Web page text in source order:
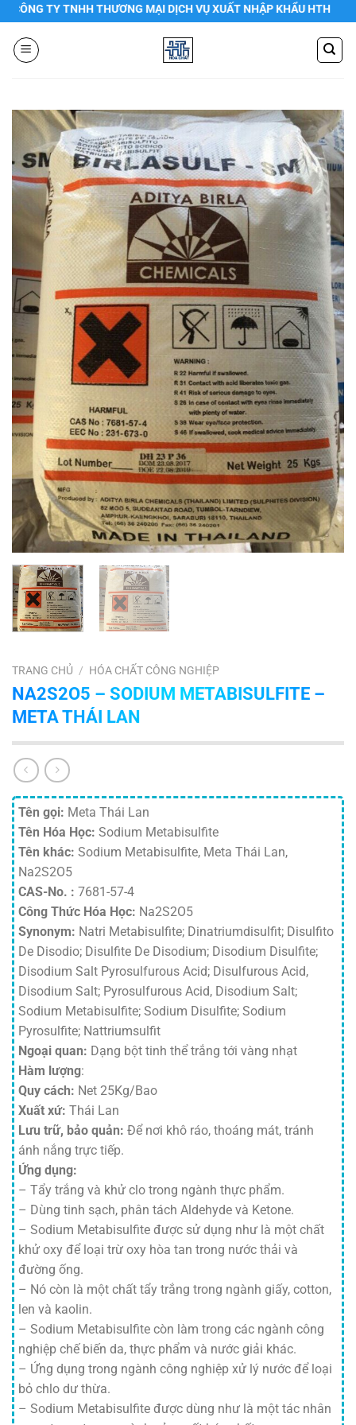
Chuyển
nội
TY TNHH THƯƠNG MẠI DỊCH VỤ XUẤT NHẬP KHẨU HTH
TRANG CHỦ / HÓA CHẤT CÔNG NGHIỆP
NA2S2O5 – SODIUM METABISULFITE –
META THÁI LAN
Tên gọi: Meta Thái Lan
Tên Hóa Học: Sodium Metabisulfite
Tên khác: Sodium Metabisulfite, Meta Thái Lan,
Na2S2O5
CAS-No. : 7681-57-4
Công Thức Hóa Học: Na2S2O5
Synonym: Natri Metabisulfite; Dinatriumdisulfit; Disulfito
De Disodio; Disulfite De Disodium; Disodium Disulfite;
Disodium Salt Pyrosulfurous Acid; Disulfurous Acid,
Disodium Salt; Pyrosulfurous Acid, Disodium Salt;
Sodium Metabisulfite; Sodium Disulfite; Sodium
Pyrosulfite; Nattriumsulfit
Ngoại quan: Dạng bột tinh thể trắng tới vàng nhạt
Hàm lượng:
Quy cách: Net 25Kg/Bao
Xuất xứ: Thái Lan
Lưu trữ, bảo quản: Để nơi khô ráo, thoáng mát, tránh
ánh nắng trực tiếp.
Ứng dụng:
– Tẩy trắng và khử clo trong ngành thực phẩm.
– Dùng tinh sạch, phân tách Aldehyde và Ketone.
– Sodium Metabisulfite được sử dụng như là một chất
khử oxy để loại trừ oxy hòa tan trong nước thải và
đường ống.
– Nó còn là một chất tẩy trắng trong ngành giấy, cotton,
len và kaolin.
– Sodium Metabisulfite còn làm trong các ngành công
nghiệp chế biến da, thực phẩm và nước giải khác.
– Ứng dụng trong ngành công nghiệp xử lý nước để loại
bỏ chlo dư thừa.
– Sodium Metabisulfite được dùng như là một tác nhân